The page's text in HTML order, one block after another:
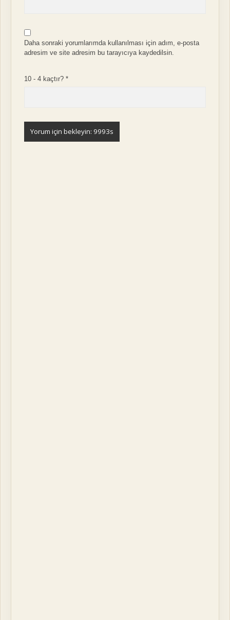
Daha sonraki yorumlarımda kullanılması için adım, e-posta
adresim ve site adresim bu tarayıcıya kaydedilsin.
10 - 4 kaçtır?*